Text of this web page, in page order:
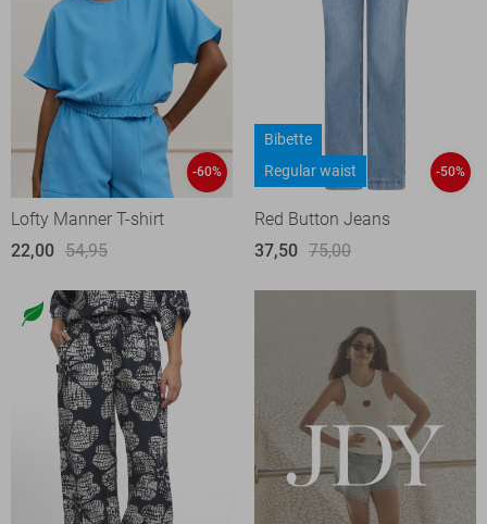
-60%
Lofty Manner T-shirt
22,00 54,95
Bibette
Regular waist
-50%
Red Button Jeans
37,50 75,00